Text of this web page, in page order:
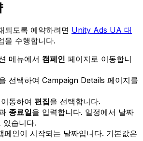
되도록 예약하려면 Unity Ads UA 대
을 수행합니다.
메뉴에서 캠페인 페이지로 이동합니
선택하여 Campaign Details 페이지를
동하여 편집을 선택합니다.
종료일을 입력합니다. 일정에서 날짜
있습니다.
페인이 시작되는 날짜입니다. 기본값은